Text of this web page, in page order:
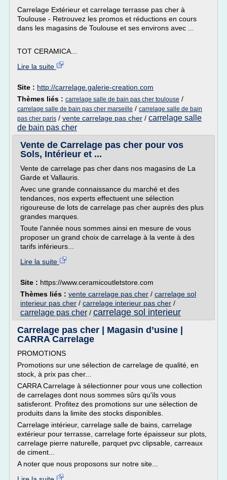
Carrelage Extérieur et carrelage terrasse pas cher à
Toulouse - Retrouvez les promos et réductions en cours
dans les magasins de Toulouse et ses environs avec ...
TOT CERAMICA...
Lire la suite
Site : http://carrelage.galerie-creation.com
Thèmes liés : carrelage salle de bain pas cher toulouse /
carrelage salle de bain pas cher marseille / carrelage salle de bain
pas cher paris / vente carrelage pas cher / carrelage salle
de bain pas cher
Vente de Carrelage pas cher pour vos
Sols, Intérieur et ...
Vente de carrelage pas cher dans nos magasins de La
Garde et Vallauris.
Avec une grande connaissance du marché et des
tendances, nos experts effectuent une sélection
rigoureuse de lots de carrelage pas cher auprès des plus
grandes marques.
Toute l'année nous sommes ainsi en mesure de vous
proposer un grand choix de carrelage à la vente à des
tarifs inférieurs...
Lire la suite
Site : https://www.ceramicoutletstore.com
Thèmes liés : vente carrelage pas cher / carrelage sol
interieur pas cher / carrelage interieur pas cher /
carrelage pas cher / carrelage sol interieur
Carrelage pas cher | Magasin d’usine |
CARRA Carrelage
PROMOTIONS
Promotions sur une sélection de carrelage de qualité, en
stock, à prix pas cher...
CARRA Carrelage à sélectionner pour vous une collection
de carrelages dont nous sommes sûrs qu'ils vous
satisferont. Profitez des promotions sur une sélection de
produits dans la limite des stocks disponibles.
Carrelage intérieur, carrelage salle de bains, carrelage
extérieur pour terrasse, carrelage forte épaisseur sur plots,
carrelage pierre naturelle, parquet pvc clipsable, carreaux
de ciment...
A noter que nous proposons sur notre site...